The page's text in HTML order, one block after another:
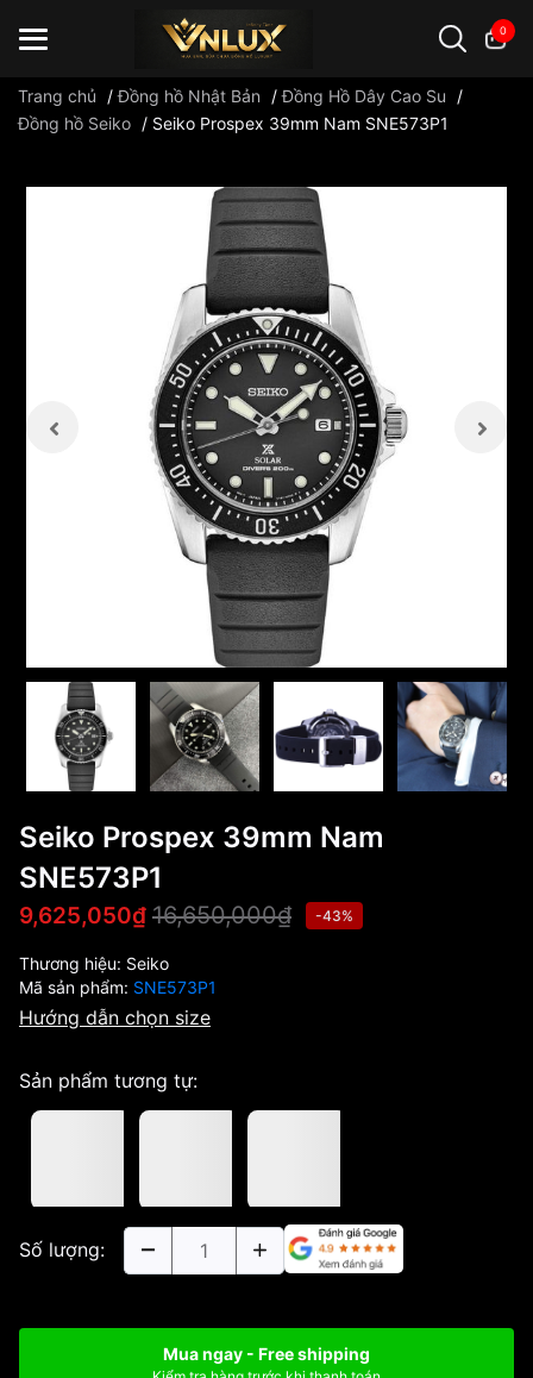
0
Trang chủ /Đồng hồ Nhật Bản /Đồng Hồ Dây Cao Su
/
Đồng hồ Seiko / Seiko Prospex 39mm Nam SNE573P1
Seiko Prospex 39mm Nam
SNE573P1
9,625,050₫ 16,650,000₫ -43%
Thương hiệu: Seiko
Mã sản phẩm: SNE573P1
Hướng dẫn chọn size
Sản phẩm tương tự:
Số lượng:
Mua ngay - Free shipping